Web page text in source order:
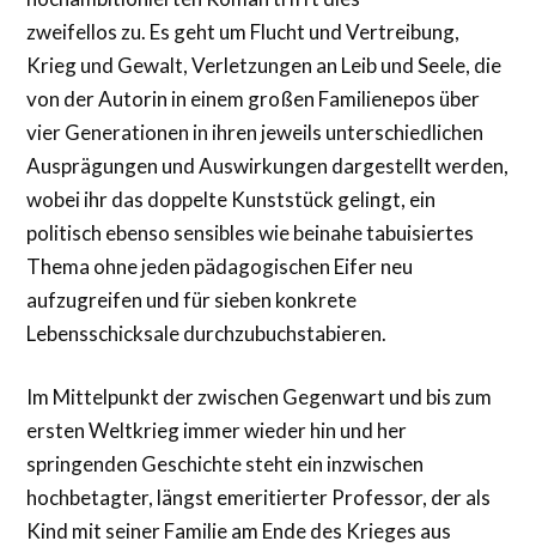
zweifellos zu. Es geht um Flucht und Vertreibung,
Krieg und Gewalt, Verletzungen an Leib und Seele, die
von der Autorin in einem großen Familienepos über
vier Generationen in ihren jeweils unterschiedlichen
Ausprägungen und Auswirkungen dargestellt werden,
wobei ihr das doppelte Kunststück gelingt, ein
politisch ebenso sensibles wie beinahe tabuisiertes
Thema ohne jeden pädagogischen Eifer neu
aufzugreifen und für sieben konkrete
Lebensschicksale durchzubuchstabieren.
Im Mittelpunkt der zwischen Gegenwart und bis zum
ersten Weltkrieg immer wieder hin und her
springenden Geschichte steht ein inzwischen
hochbetagter, längst emeritierter Professor, der als
Kind mit seiner Familie am Ende des Krieges aus